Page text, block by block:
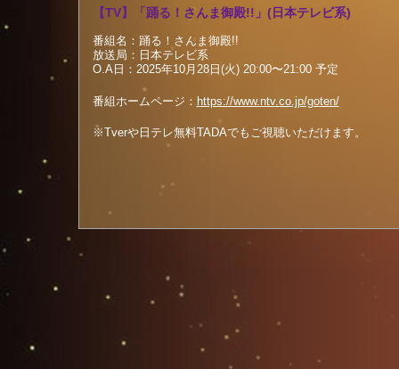
【TV】「踊る！さんま御殿!!」(日本テレビ系)
番組名：踊る！さんま御殿!!
放送局：日本テレビ系
O.A日：2025年10月28日(火) 20:00〜21:00 予定
番組ホームページ： https://www.ntv.co.jp/goten/
※Tverや日テレ無料TADAでもご視聴いただけます。